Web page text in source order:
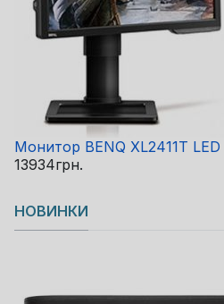
Монитор BENQ XL2411T LED
13934грн.
НОВИНКИ